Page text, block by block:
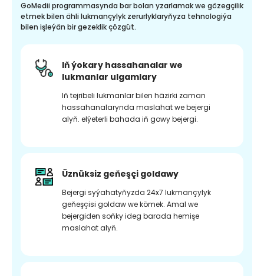
GoMedii programmasynda bar bolan yzarlamak we gözegçilik
etmek bilen ähli lukmançylyk zerurlyklaryňyza tehnologiýa
bilen işleýän bir gezeklik çözgüt.
Iň ýokary hassahanalar we
lukmanlar ulgamlary
Iň tejribeli lukmanlar bilen häzirki zaman
hassahanalarynda maslahat we bejergi
alyň. elýeterli bahada iň gowy bejergi.
Üznüksiz geňeşçi goldawy
Bejergi syýahatyňyzda 24x7 lukmançylyk
geňeşçisi goldaw we kömek. Amal we
bejergiden soňky ideg barada hemişe
maslahat alyň.